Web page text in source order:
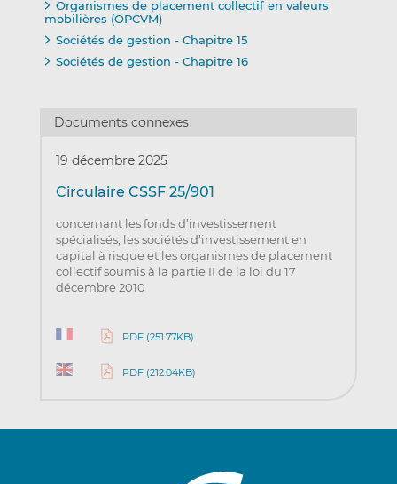
Organismes de placement collectif en valeurs
mobilières (OPCVM)
Sociétés de gestion - Chapitre 15
Sociétés de gestion - Chapitre 16
Documents connexes
19 décembre 2025
Circulaire CSSF 25/901
concernant les fonds d’investissement
spécialisés, les sociétés d’investissement en
capital à risque et les organismes de placement
collectif soumis à la partie II de la loi du 17
décembre 2010
PDF (251.77KB)
PDF (212.04KB)